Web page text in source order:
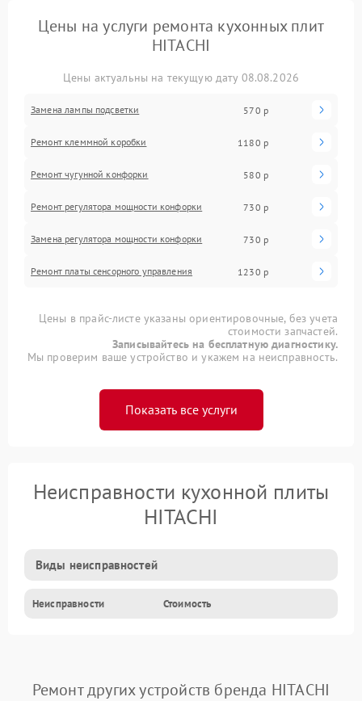
Цены на услуги ремонта кухонных плит
HITACHI
Цены актуальны на текущую дату 08.08.2026
Замена лампы подсветки 570 р
Ремонт клеммной коробки 1180 р
Ремонт чугунной конфорки 580 р
Ремонт регулятора мощности конфорки 730 р
Замена регулятора мощности конфорки 730 р
Ремонт платы сенсорного управления 1230 р
Цены в прайс-листе указаны ориентировочные, без учета
стоимости запчастей.
Записывайтесь на бесплатную диагностику.
Мы проверим ваше устройство и укажем на неисправность.
Показать все услуги
Неисправности кухонной плиты
HITACHI
Виды неисправностей
Неисправности Стоимость
Ремонт других устройств бренда HITACHI